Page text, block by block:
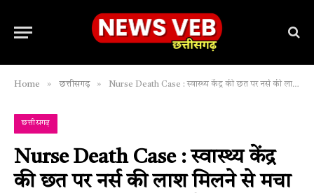
Home » छत्तीसगढ़ » Nurse Death Case : स्वास्थ्य केंद्र की छत पर नर्स की लाश मिलने से मचा हड़कंप, अस्पताल स्टाफ में दहशत का माहौल
छत्तीसगढ़
Nurse Death Case : स्वास्थ्य केंद्र
की छत पर नर्स की लाश मिलने से मचा